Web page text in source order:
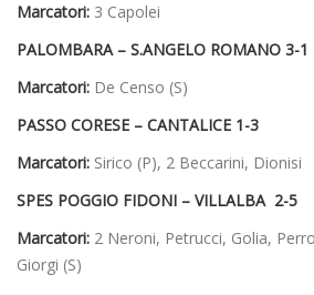
Marcatori: 3 Capolei
PALOMBARA – S.ANGELO ROMANO 3-1
Marcatori: De Censo (S)
PASSO CORESE – CANTALICE 1-3
Marcatori: Sirico (P), 2 Beccarini, Dionisi
SPES POGGIO FIDONI – VILLALBA 2-5
Marcatori: 2 Neroni, Petrucci, Golia,
Giorgi (S)